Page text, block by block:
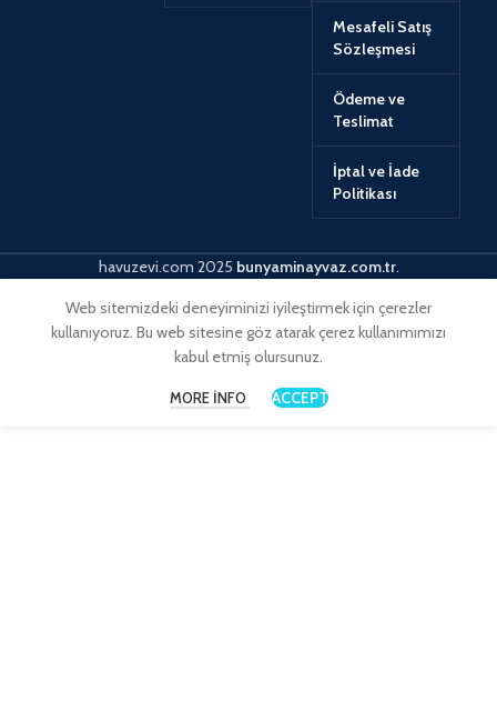
Mesafeli Satış
Sözleşmesi
Ödeme ve
Teslimat
İptal ve İade
Politikası
havuzevi.com 2025 bunyaminayvaz.com.tr.
Web sitemizdeki deneyiminizi iyileştirmek için çerezler
kullanıyoruz. Bu web sitesine göz atarak çerez kullanımımızı
kabul etmiş olursunuz.
MORE INFO ACCEPT